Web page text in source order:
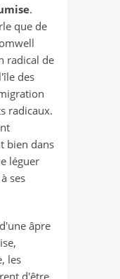
.
que de
radical de
des
radicaux.
bien dans
léguer
ses
âpre
les
d'être